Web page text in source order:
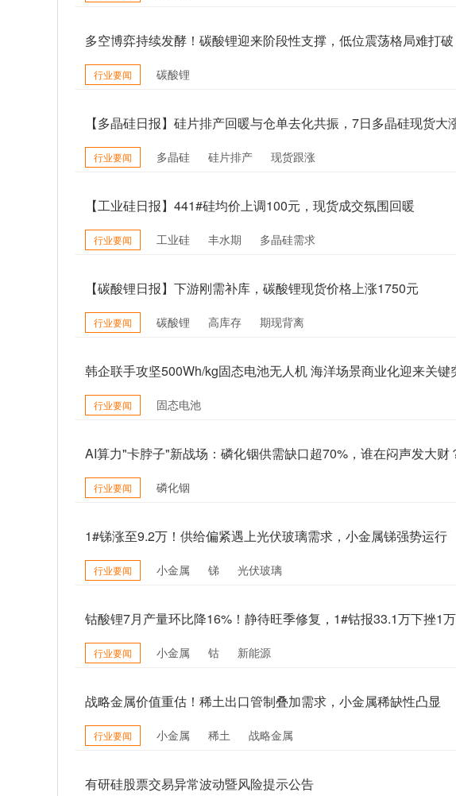
多空博弈持续发酵！碳酸锂迎来阶段性支撑，低位震荡格局难打破
行业要闻 碳酸锂
【多晶硅日报】硅片排产回暖与仓单去化共振，7日多晶硅现货大
行业要闻 多晶硅 硅片排产 现货跟涨
【工业硅日报】441#硅均价上调100元，现货成交氛围回暖
行业要闻 工业硅 丰水期 多晶硅需求
【碳酸锂日报】下游刚需补库，碳酸锂现货价格上涨1750元
行业要闻 碳酸锂 高库存 期现背离
韩企联手攻坚500Wh/kg固态电池无人机 海洋场景商业化迎来关键
行业要闻 固态电池
AI算力"卡脖子"新战场：磷化铟供需缺口超70%，谁在闷声发大财
行业要闻 磷化铟
1#锑涨至9.2万！供给偏紧遇上光伏玻璃需求，小金属锑强势运行
行业要闻 小金属 锑 光伏玻璃
钴酸锂7月产量环比降16%！静待旺季修复，1#钴报33.1万下挫1万
行业要闻 小金属 钴 新能源
战略金属价值重估！稀土出口管制叠加需求，小金属稀缺性凸显
行业要闻 小金属 稀土 战略金属
有研硅股票交易异常波动暨风险提示公告